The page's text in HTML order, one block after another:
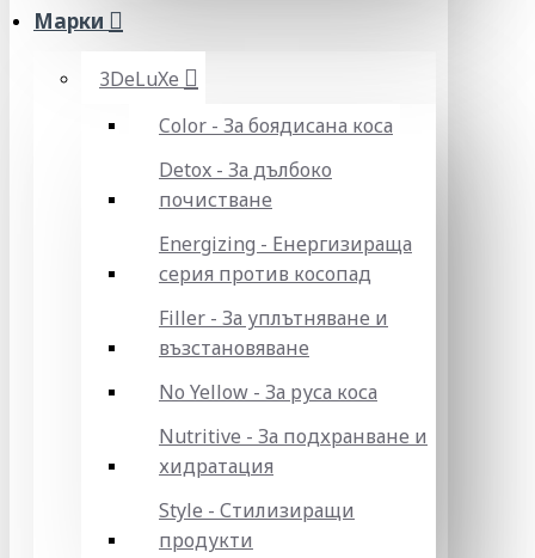
Марки
3DeLuXe
Color - За боядисана коса
Detox - За дълбоко
почистване
Energizing - Енергизираща
серия против косопад
Filler - За уплътняване и
възстановяване
No Yellow - За руса коса
Nutritive - За подхранване и
хидратация
Style - Стилизиращи
продукти